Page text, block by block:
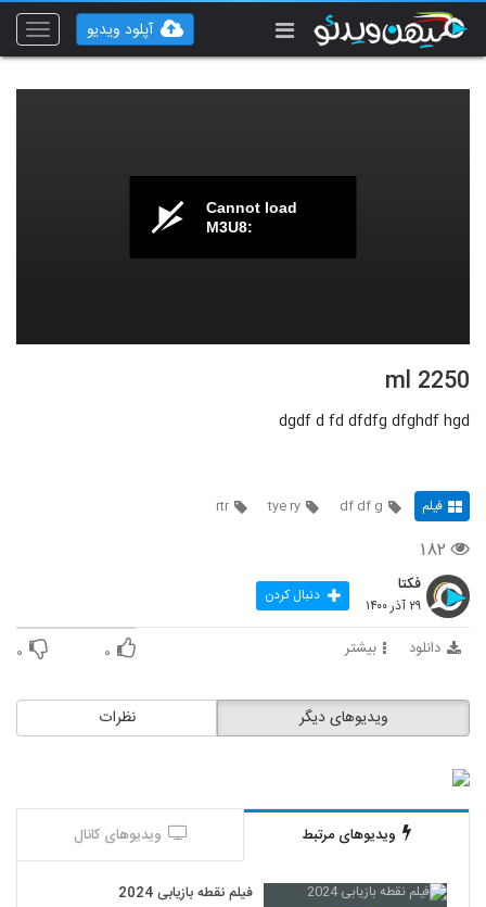
Toggle
آپلود ویدیو
Cannot load
M3U8:
ml 2250
dgdf d fd dfdfg dfghdf hgd
فیلم df df g
tye ry
rtr
۱۸۲
فکتا
۲۹ آذر ۱۴۰۰ دنبال کردن
دانلود بیشتر ۰ ۰
نظرات ویدیوهای دیگر
ویدیوهای مرتبط ویدیوهای کانال
فیلم نقطه بازیابی 2024